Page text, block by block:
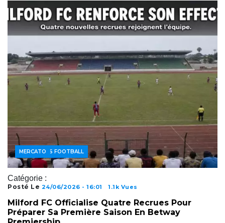
Catégorie :
ACTUALITÉS FOOTBALL
MERCATO
Posté Le 24/06/2026 - 16:01 1.1k Vues
Milford FC Officialise Quatre Recrues Pour
Préparer Sa Première Saison En Betway